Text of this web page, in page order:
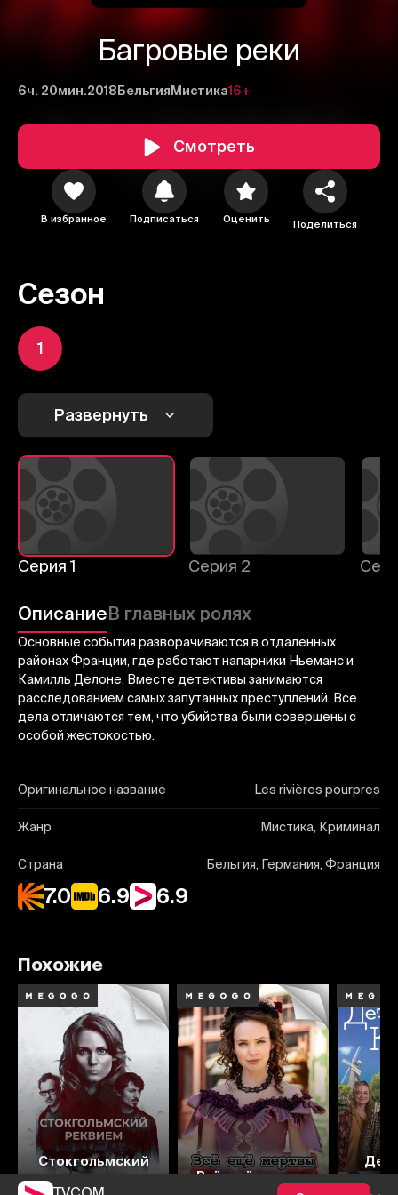
Багровые реки
6ч. 20мин.2018 Бельгия Мистика16+
Смотреть
В избранное Подписаться Оценить Поделиться
Сезон
1
Развернуть
Серия 1 Серия 2
ОписаниеВ главных ролях
Основные события разворачиваются в отдаленных
районах Франции, где работают напарники Ньеманс и
Камилль Делоне. Вместе детективы занимаются
расследованием самых запутанных преступлений. Все
дела отличаются тем, что убийства были совершены с
особой жестокостью.
Оригинальное название Les rivières pourpres
Жанр Мистика, Криминал
Страна Бельгия, Германия, Франция
7.0 6.9 6.9
Отправить
Похожие
Стокгольмский
реквием
6.2 6.6
Всё ещё мертвы
6.5 6.9
Отменить Авторизоваться